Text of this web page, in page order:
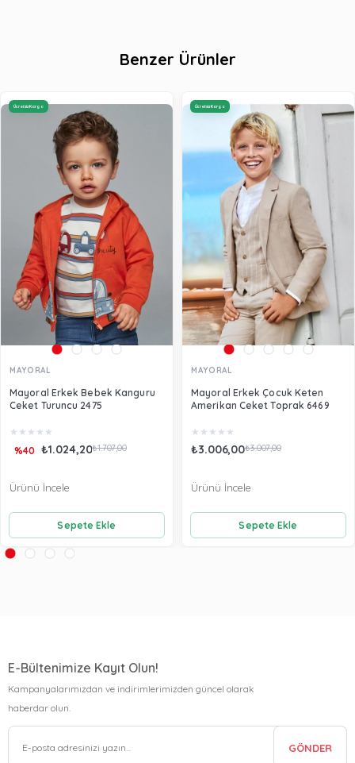
Benzer Ürünler
MAYORAL
Mayoral Erkek Bebek Kanguru
Ceket Turuncu 2475
★ ★ ★ ★ ★
₺1.024,20₺1.707,00
%40
Sepete Ekle
Ürünü İncele
Ücretsiz Kargo
MAYORAL
Mayoral Erkek Çocuk Keten
Amerikan Ceket Toprak 6469
★ ★ ★ ★ ★
₺3.006,00₺3.007,00
Sepete Ekle
Ürünü İncele
Ücretsiz Kargo
E-Bültenimize Kayıt Olun!
Kampanyalarımızdan ve indirimlerimizden güncel olarak
haberdar olun.
GÖNDER